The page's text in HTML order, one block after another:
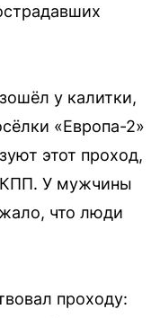
у калитки,
«Европа-2»
этот проход,
КПП. У мужчины
что люди
проходу: